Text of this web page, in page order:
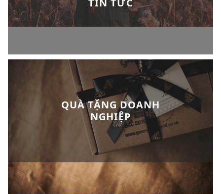
TIN TỨC
QUÀ TẶNG DOANH
NGHIỆP
BÀI VIẾT NỔI BẬT